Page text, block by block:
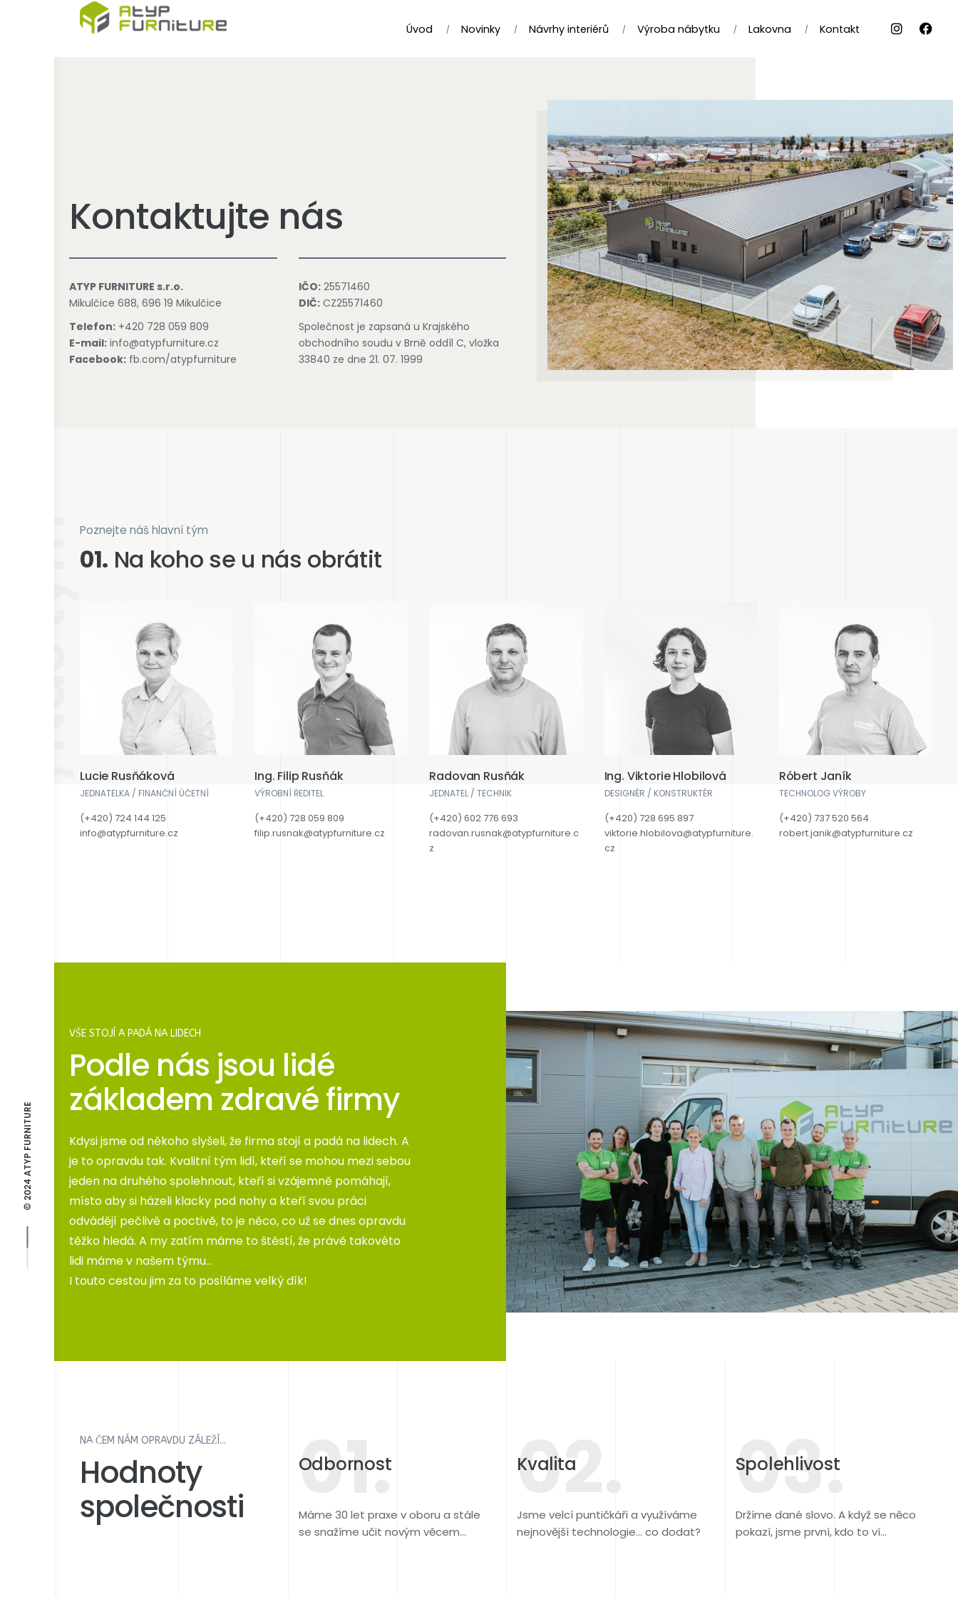
© 2024 ATYP FURNITURE
Úvod Novinky Návrhy interiérů Výroba nábytku Lakovna Kontakt
Kontaktujte nás
ATYP FURNITURE s.r.o.
Mikulčice 688, 696 19 Mikulčice
Telefon: +420 728 059 809
E-mail: info@atypfurniture.cz
Facebook: fb.com/atypfurniture
IČO:25571460
DIČ:CZ25571460
Společnost je zapsaná u Krajského
obchodního soudu v Brně oddíl C, vložka
33840 ze dne 21. 07. 1999
/Náš tým
Poznejte náš hlavní tým
01. Na koho se u nás obrátit
Lucie Rusňáková
JEDNATELKA / FINANČNÍ ÚČETNÍ
(+420) 724 144 125
info@atypfurniture.cz
Ing. Filip Rusňák
VÝROBNÍ ŘEDITEL
(+420) 728 059 809
filip.rusnak@atypfurniture.cz
Radovan Rusňák
JEDNATEL / TECHNIK
(+420) 602 776 693
radovan.rusnak@atypfurniture.c
z
Ing. Viktorie Hlobilová
DESIGNÉR / KONSTRUKTÉR
(+420) 728 695 897
viktorie.hlobilova@atypfurniture.
cz
Róbert Janík
TECHNOLOG VÝROBY
(+420) 737 520 564
robert.janik@atypfurniture.cz
VŠE STOJÍ A PADÁ NA LIDECH
Podle nás jsou lidé
základem zdravé firmy
Kdysi jsme od někoho slyšeli, že firma stojí a padá na lidech. A
je to opravdu tak. Kvalitní tým lidí, kteří se mohou mezi sebou
jeden na druhého spolehnout, kteří si vzájemně pomáhají,
místo aby si házeli klacky pod nohy a kteří svou práci
odvádějí pečlivě a poctivě, to je něco, co už se dnes opravdu
těžko hledá. A my zatím máme to štěstí, že právě takovéto
lidi máme v našem týmu…
I touto cestou jim za to posíláme velký dík!
NA ČEM NÁM OPRAVDU ZÁLEŽÍ...
Hodnoty
společnosti
01.
Odbornost
Máme 30 let praxe v oboru a stále
se snažíme učit novým věcem...
02.
Kvalita
Jsme velcí puntičkáři a využíváme
nejnovější technologie... co dodat?
03.
Spolehlivost
Držíme dané slovo. A když se něco
pokazí, jsme první, kdo to ví...